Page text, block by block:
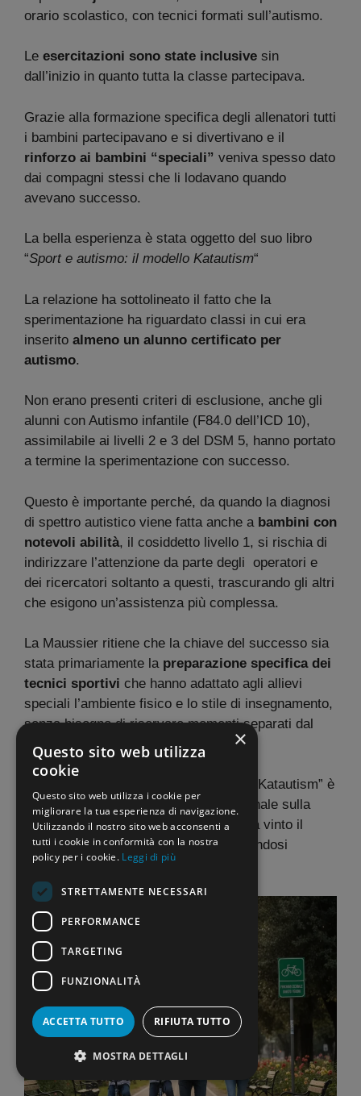
orario scolastico, con tecnici formati sull’autismo.
Le esercitazioni sono state inclusive sin
dall’inizio in quanto tutta la classe partecipava.
Grazie alla formazione specifica degli allenatori tutti
i bambini partecipavano e si divertivano e il
rinforzo ai bambini “speciali” veniva spesso dato
dai compagni stessi che li lodavano quando
avevano successo.
La bella esperienza è stata oggetto del suo libro
“Sport e autismo: il modello Katautism“
La relazione ha sottolineato il fatto che la
sperimentazione ha riguardato classi in cui era
inserito almeno un alunno certificato per
autismo.
Non erano presenti criteri di esclusione, anche gli
alunni con Autismo infantile (F84.0 dell’ICD 10),
assimilabile ai livelli 2 e 3 del DSM 5, hanno portato
a termine la sperimentazione con successo.
Questo è importante perché, da quando la diagnosi
di spettro autistico viene fatta anche a bambini con
notevoli abilità, il cosiddetto livello 1, si rischia di
indirizzare l’attenzione da parte degli operatori e
dei ricercatori soltanto a questi, trascurando gli altri
che esigono un’assistenza più complessa.
La Maussier ritiene che la chiave del successo sia
stata primariamente la preparazione specifica dei
tecnici sportivi che hanno adattato agli allievi
speciali l’ambiente fisico e lo stile di insegnamento,
senza bisogno di riservare momenti separati dal
resto della classe.
Il progetto “Sport e autismo: il modello Katautism” è
stato presentato al pubblico internazionale sulla
rivista “Sport Sciences for Health” e ha vinto il
bando europeo Erasmus+Sport allargandosi
all’Europa.
×
Questo sito web utilizza
cookie
Questo sito web utilizza i cookie per
migliorare la tua esperienza di navigazione.
Utilizzando il nostro sito web acconsenti a
tutti i cookie in conformità con la nostra
policy per i cookie. Leggi di più
STRETTAMENTE NECESSARI
PERFORMANCE
TARGETING
FUNZIONALITÀ
ACCETTA TUTTO RIFIUTA TUTTO
MOSTRA DETTAGLI